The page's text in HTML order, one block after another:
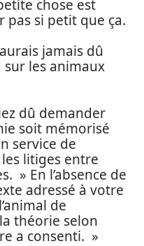
chose est
pas si petit que ça.
jamais dû
sur les animaux
dû demander
soit mémorisé
service de
litiges entre
» En l’absence de
adressé à votre
de
théorie selon
a consenti. »